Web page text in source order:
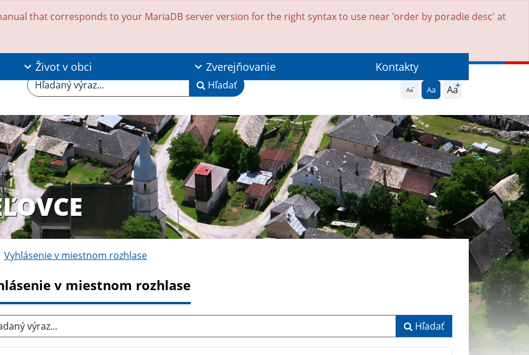
that corresponds to your MariaDB server version for the right syntax to use near 'order by poradie desc' at
Aa Aa Aa
Hľadaný výraz... Hľadať
Život v obci Zverejňovanie Kontakty
Vyhlásenie v miestnom rozhlase
v miestnom rozhlase
výraz... Hľadať